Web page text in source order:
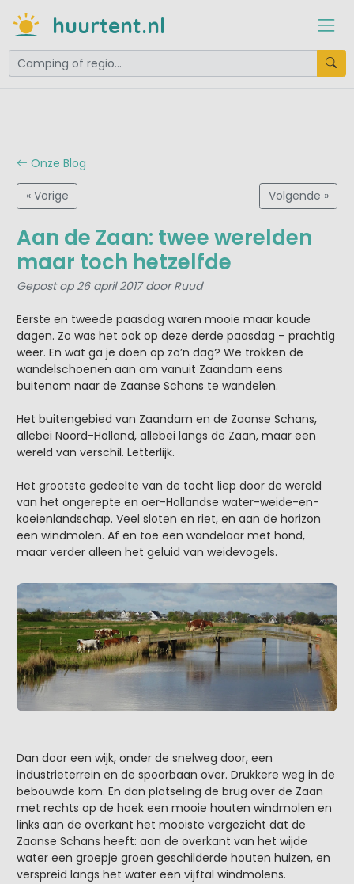
huurtent.nl
Onze Blog
« Vorige Volgende »
Aan de Zaan: twee werelden
maar toch hetzelfde
Gepost op 26 april 2017 door Ruud
Eerste en tweede paasdag waren mooie maar koude
dagen. Zo was het ook op deze derde paasdag – prachtig
weer. En wat ga je doen op zo’n dag? We trokken de
wandelschoenen aan om vanuit Zaandam eens
buitenom naar de Zaanse Schans te wandelen.
Het buitengebied van Zaandam en de Zaanse Schans,
allebei Noord-Holland, allebei langs de Zaan, maar een
wereld van verschil. Letterlijk.
Het grootste gedeelte van de tocht liep door de wereld
van het ongerepte en oer-Hollandse water-weide-en-
koeienlandschap. Veel sloten en riet, en aan de horizon
een windmolen. Af en toe een wandelaar met hond,
maar verder alleen het geluid van weidevogels.
Dan door een wijk, onder de snelweg door, een
industrieterrein en de spoorbaan over. Drukkere weg in de
bebouwde kom. En dan plotseling de brug over de Zaan
met rechts op de hoek een mooie houten windmolen en
links aan de overkant het mooiste vergezicht dat de
Zaanse Schans heeft: aan de overkant van het wijde
water een groepje groen geschilderde houten huizen, en
verspreid langs het water een vijftal windmolens.